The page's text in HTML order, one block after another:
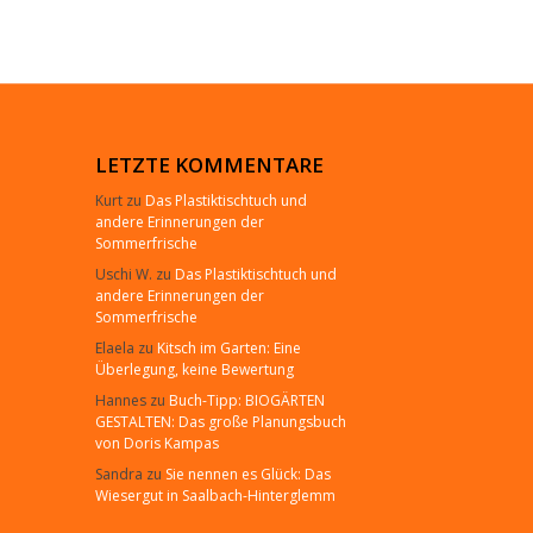
LETZTE KOMMENTARE
Kurtzu Das Plastiktischtuch und
andere Erinnerungen der
Sommerfrische
Uschi W. zu Das Plastiktischtuch und
andere Erinnerungen der
Sommerfrische
Elaela zu Kitsch im Garten: Eine
Überlegung, keine Bewertung
Hanneszu Buch-Tipp: BIOGÄRTEN
GESTALTEN: Das große Planungsbuch
von Doris Kampas
Sandra zu Sie nennen es Glück: Das
Wiesergut in Saalbach-Hinterglemm